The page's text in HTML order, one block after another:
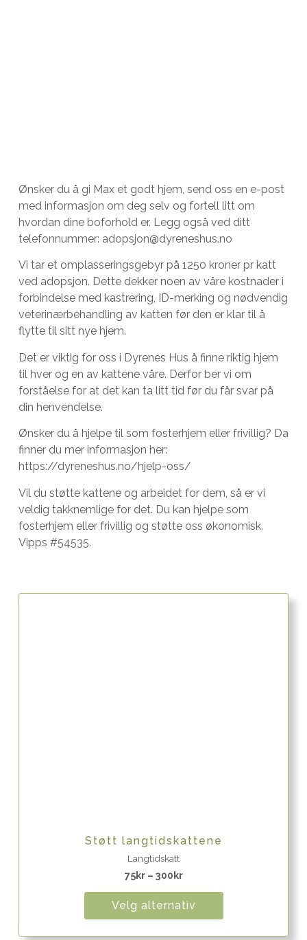
Ønsker du å gi Max et godt hjem, send oss en e-post
med informasjon om deg selv og fortell litt om
hvordan dine boforhold er. Legg også ved ditt
telefonnummer: adopsjon@dyreneshus.no
Vi tar et omplasseringsgebyr på 1250 kroner pr katt
ved adopsjon. Dette dekker noen av våre kostnader i
forbindelse med kastrering, ID-merking og nødvendig
veterinærbehandling av katten før den er klar til å
flytte til sitt nye hjem.
Det er viktig for oss i Dyrenes Hus å finne riktig hjem
til hver og en av kattene våre. Derfor ber vi om
forståelse for at det kan ta litt tid før du får svar på
din henvendelse.
Ønsker du å hjelpe til som fosterhjem eller frivillig? Da
finner du mer informasjon her:
https://dyreneshus.no/hjelp-oss/
Vil du støtte kattene og arbeidet for dem, så er vi
veldig takknemlige for det. Du kan hjelpe som
fosterhjem eller frivillig og støtte oss økonomisk.
Vipps #54535.
Støtt langtidskattene
Langtidskatt
75kr– 300kr
Velg alternativ